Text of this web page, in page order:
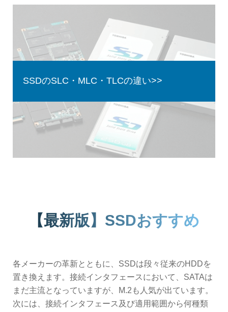
SSDのSLC・MLC・TLCの違い>>
【最新版】SSDおすすめ
各メーカーの革新とともに、SSDは段々従来のHDDを
置き換えます。接続インタフェースにおいて、SATAは
まだ主流となっていますが、M.2も人気が出ています。
次には、接続インタフェース及び適用範囲から何種類